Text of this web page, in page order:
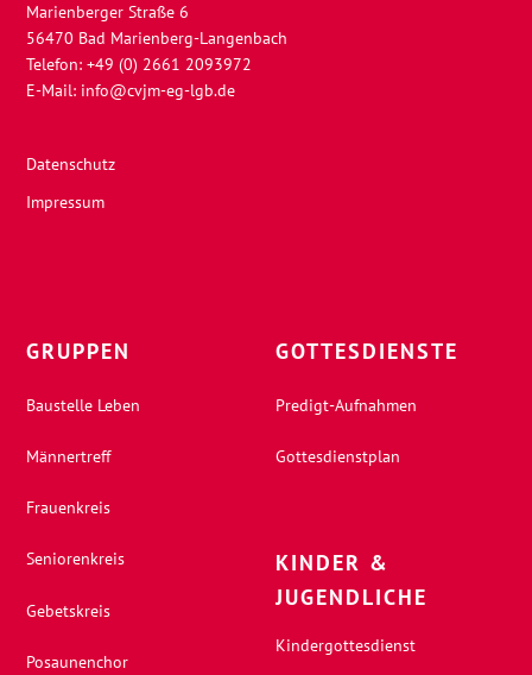
Marienberger Straße 6
56470 Bad Marienberg-Langenbach
Telefon: +49 (0) 2661 2093972
E-Mail: info@cvjm-eg-lgb.de
Datenschutz
Impressum
GRUPPEN
Baustelle Leben
Männertreff
Frauenkreis
Seniorenkreis
Gebetskreis
Posaunenchor
GOTTESDIENSTE
Predigt-Aufnahmen
Gottesdienstplan
KINDER &
JUGENDLICHE
Kindergottesdienst